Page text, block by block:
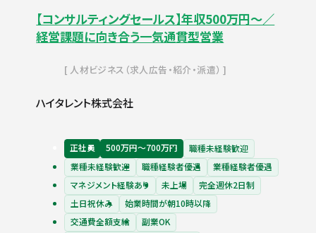
【コンサルティングセールス】年収500万円～／
経営課題に向き合う一気通貫型営業
人材ビジネス（求人広告・紹介・派遣）
ハイタレント株式会社
正社員 500万円〜700万円
職種未経験歓迎
業種未経験歓迎
職種経験者優遇
業種経験者優遇
マネジメント経験あり
未上場
完全週休2日制
土日祝休み
始業時間が朝10時以降
交通費全額支給
副業OK